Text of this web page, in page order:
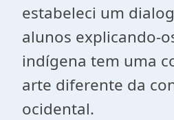
estabeleci um
alunos explicando-
indígena tem uma
arte diferente da
ocidental.